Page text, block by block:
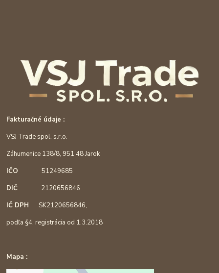
Fakturačné údaje :
VSJ Trade spol. s.r.o.
Záhumenice 138/8, 951 48 Jarok
IČO51249685
DIČ 2120656846
IČ DPHSK2120656846,
podľa §4, registrácia od 1.3.2018
Mapa :